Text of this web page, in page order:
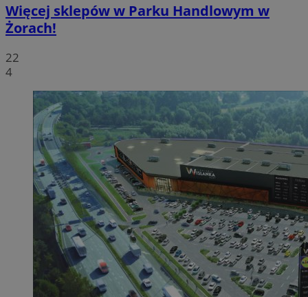
Więcej sklepów w Parku Handlowym w
Żorach!
22
4